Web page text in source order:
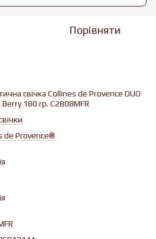
Порівняти
свічка Collines de Provence DUO
180 гр. C2808MFR
de Provence®